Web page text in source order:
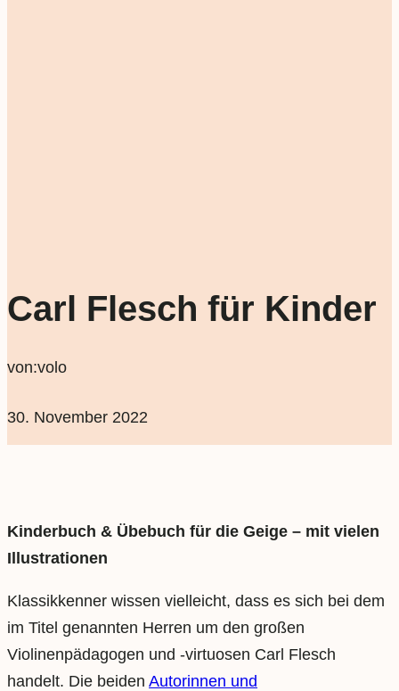
Carl Flesch für Kinder
von:volo
30. November 2022
Kinderbuch & Übebuch für die Geige – mit vielen
Illustrationen
Klassikkenner wissen vielleicht, dass es sich bei dem
im Titel genannten Herren um den großen
Violinenpädagogen und -virtuosen Carl Flesch
handelt. Die beiden Autorinnen und